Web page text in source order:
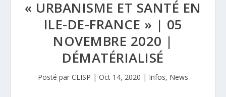
« URBANISME ET SANTÉ EN
ILE-DE-FRANCE » | 05
NOVEMBRE 2020 |
DÉMATÉRIALISÉ
Posté par CLISP | Oct 14, 2020 | Infos, News